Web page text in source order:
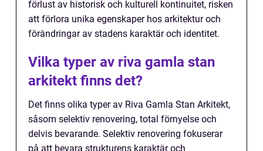
förlust av historisk och kulturell kontinuitet, risken
att förlora unika egenskaper hos arkitektur och
förändringar av stadens karaktär och identitet.
Vilka typer av riva gamla stan
arkitekt finns det?
Det finns olika typer av Riva Gamla Stan Arkitekt,
såsom selektiv renovering, total förnyelse och
delvis bevarande. Selektiv renovering fokuserar
på att bevara strukturens karaktär och